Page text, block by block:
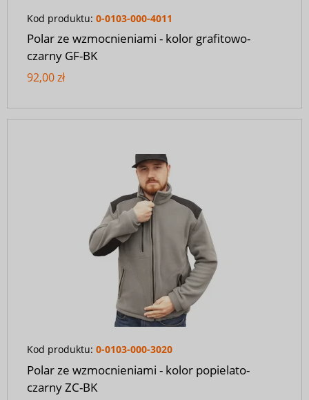
Kod produktu: 0-0103-000-4011
Polar ze wzmocnieniami - kolor grafitowo-
czarny GF-BK
92,00 zł
Kod produktu: 0-0103-000-3020
Polar ze wzmocnieniami - kolor popielato-
czarny ZC-BK